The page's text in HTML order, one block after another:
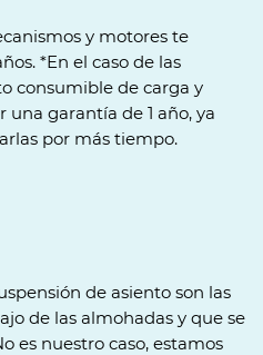
y motores te
*En el caso de las
consumible de carga y
una garantía de 1 año, ya
por más tiempo.
de asiento son las
de las almohadas y que se
es nuestro caso, estamos